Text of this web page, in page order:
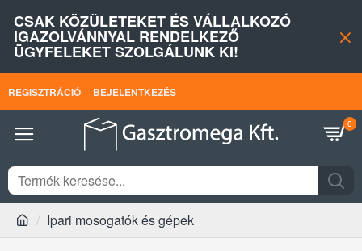
CSAK KÖZÜLETEKET ÉS VÁLLALKOZÓ
IGAZOLVÁNNYAL RENDELKEZŐ
ÜGYFELEKET SZOLGÁLUNK KI!
REGISZTRÁCIÓ BEJELENTKEZÉS
0
Ipari mosogatók és gépek